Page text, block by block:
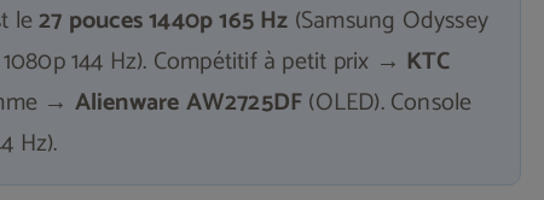
le27 pouces 1440p 165 Hz (Samsung Odyssey
144 Hz). Compétitif à petit prix → KTC
→ Alienware AW2725DF(OLED). Console
Hz).